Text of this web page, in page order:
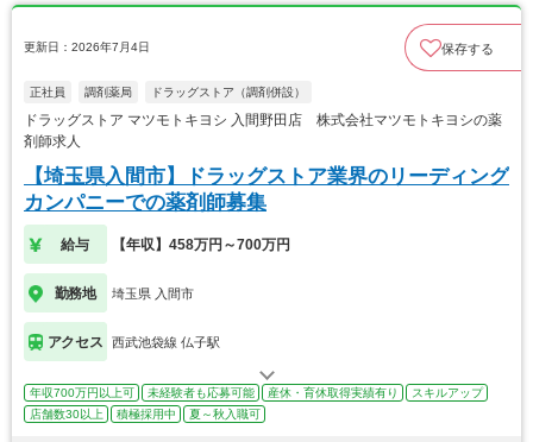
更新日：2026年7月4日 保存する
正社員 調剤薬局 ドラッグストア（調剤併設）
ドラッグストア マツモトキヨシ 入間野田店 株式会社マツモトキヨシの薬
剤師求人
【埼玉県入間市】ドラッグストア業界のリーディング
カンパニーでの薬剤師募集
給与 【年収】458万円～700万円
勤務地 埼玉県 入間市
アクセス 西武池袋線 仏子駅
年収700万円以上可 未経験者も応募可能 産休・育休取得実績有り
スキルアップ
店舗数30以上
積極採用中 夏～秋入職可